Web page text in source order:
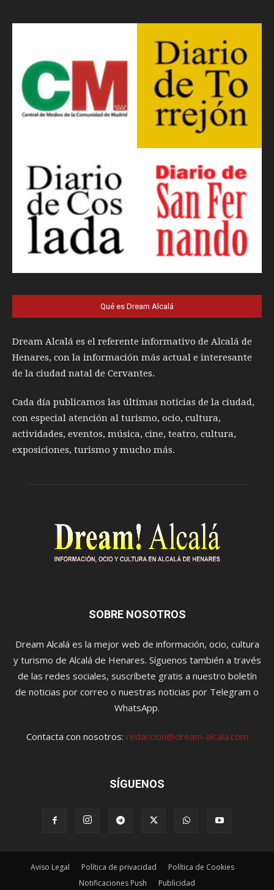
Qué es Dream Alcalá
Dream Alcalá es el referente informativo de Alcalá de
Henares, con la información más actual e interesante
de la ciudad natal de Cervantes.
Cada día publicamos las últimas noticias de la ciudad,
con especial atención al turismo, ocio, cultura,
actividades, eventos, música, cine, teatro, cultura,
exposiciones, turismo y mucho más.
SOBRE NOSOTROS
Dream Alcalá es la mejor web de información, ocio, cultura
y turismo de Alcalá de Henares. Síguenos también a través
de las redes sociales, suscríbete gratis a nuestro boletín
de noticias por correo o nuestras noticias por Telegram o
WhatsApp.
Contacta con nosotros: redaccion@dream-alcala.com
SÍGUENOS
Aviso Legal Política de privacidad
Política de Cookies
Notificaciones Push
Publicidad